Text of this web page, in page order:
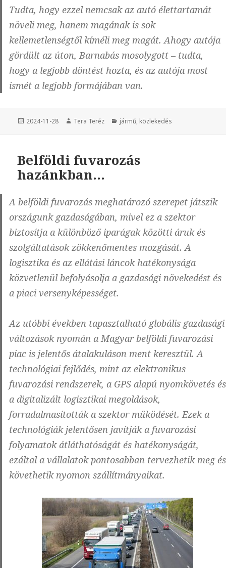
Tudta, hogy ezzel nemcsak az autó élettartamát
növeli meg, hanem magának is sok
kellemetlenségtől kíméli meg magát. Ahogy autója
gördült az úton, Barnabás mosolygott – tudta,
hogy a legjobb döntést hozta, és az autója most
ismét a legjobb formájában van.
Közzétéve
2024-11-28 Szerző
Tera Teréz Kategória
jármű, közlekedés
Belföldi fuvarozás
hazánkban…
A belföldi fuvarozás meghatározó szerepet játszik
országunk gazdaságában, mivel ez a szektor
biztosítja a különböző iparágak közötti áruk és
szolgáltatások zökkenőmentes mozgását. A
logisztika és az ellátási láncok hatékonysága
közvetlenül befolyásolja a gazdasági növekedést és
a piaci versenyképességet.
Az utóbbi években tapasztalható globális gazdasági
változások nyomán a Magyar belföldi fuvarozási
piac is jelentős átalakuláson ment keresztül. A
technológiai fejlődés, mint az elektronikus
fuvarozási rendszerek, a GPS alapú nyomkövetés és
a digitalizált logisztikai megoldások,
forradalmasították a szektor működését. Ezek a
technológiák jelentősen javítják a fuvarozási
folyamatok átláthatóságát és hatékonyságát,
ezáltal a vállalatok pontosabban tervezhetik meg és
követhetik nyomon szállítmányaikat.